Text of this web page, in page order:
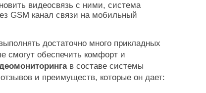
видеосвязь с ними, система
GSM канал связи на мобильный
достаточно много прикладных
смогут обеспечить комфорт и
в составе системы
и преимуществ, которые он дает: